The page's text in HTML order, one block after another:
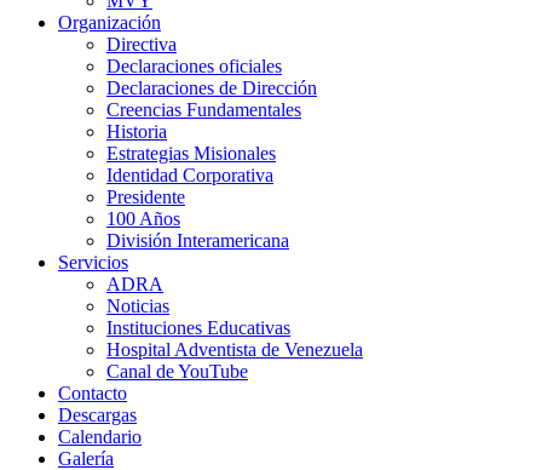
Organización
Directiva
Declaraciones oficiales
Declaraciones de Dirección
Creencias Fundamentales
Historia
Estrategias Misionales
Identidad Corporativa
Presidente
100 Años
División Interamericana
Servicios
ADRA
Noticias
Instituciones Educativas
Hospital Adventista de Venezuela
Canal de YouTube
Contacto
Descargas
Calendario
Galería